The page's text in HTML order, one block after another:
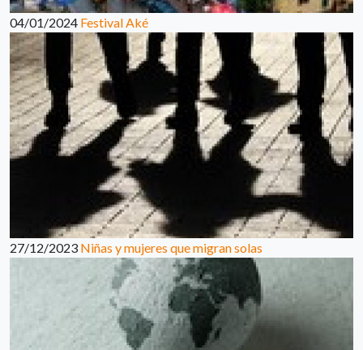
04/01/2024 Festival Aké
27/12/2023 Niñas y mujeres que migran solas